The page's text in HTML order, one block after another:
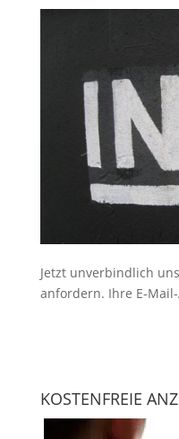
Jetzt unverbindlich
anfordern. Ihre E-
KOSTENFREIE